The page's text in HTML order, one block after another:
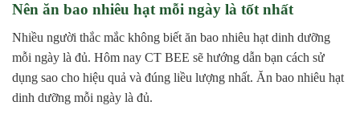
Nên ăn bao nhiêu hạt mỗi ngày là tốt nhất
Nhiều người thắc mắc không biết ăn bao nhiêu hạt dinh dưỡng
mỗi ngày là đủ. Hôm nay CT BEE sẽ hướng dẫn bạn cách sử
dụng sao cho hiệu quả và đúng liều lượng nhất. Ăn bao nhiêu hạt
dinh dưỡng mỗi ngày là đủ.